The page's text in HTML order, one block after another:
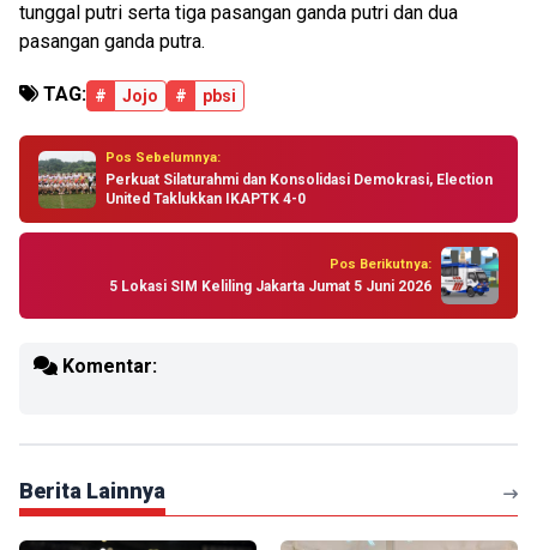
tunggal putri serta tiga pasangan ganda putri dan dua
pasangan ganda putra.
TAG: # Jojo # pbsi
Pos Sebelumnya:
Perkuat Silaturahmi dan Konsolidasi Demokrasi, Election
United Taklukkan IKAPTK 4-0
Pos Berikutnya:
5 Lokasi SIM Keliling Jakarta Jumat 5 Juni 2026
Komentar:
Berita Lainnya